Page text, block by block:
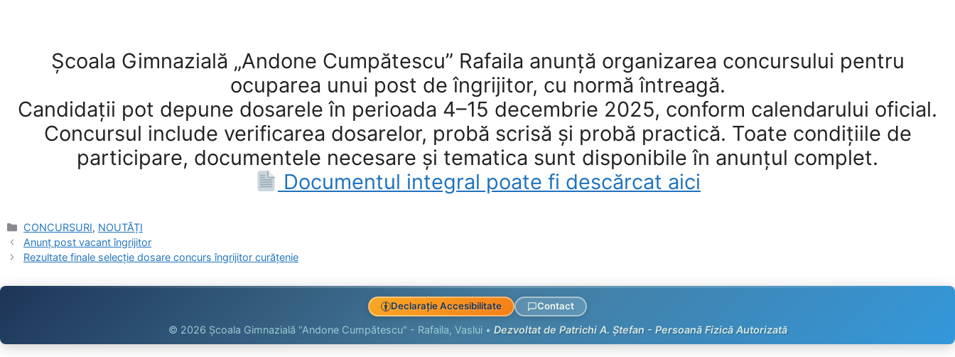
Școala Gimnazială „Andone Cumpătescu” Rafaila anunță organizarea concursului pentru
ocuparea unui post de îngrijitor, cu normă întreagă.
Candidații pot depune dosarele în perioada 4–15 decembrie 2025, conform calendarului oficial.
Concursul include verificarea dosarelor, probă scrisă și probă practică. Toate condițiile de
participare, documentele necesare și tematica sunt disponibile în anunțul complet.
Documentul integral poate fi descărcat aici
Categories
CONCURSURI, NOUTĂȚI
Anunț post vacant îngrijitor
Rezultate finale selecție dosare concurs îngrijitor curățenie
Declarație Accesibilitate Contact
© 2026 Școala Gimnazială "Andone Cumpătescu" - Rafaila, Vaslui • Dezvoltat de Patrichi A. Ștefan - Persoană Fizică Autorizată